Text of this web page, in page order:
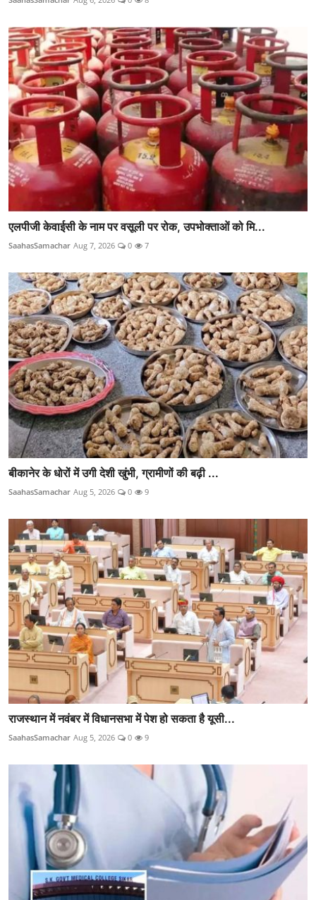
एलपीजी केवाईसी के नाम पर वसूली पर रोक, उपभोक्ताओं को मि...
SaahasSamachar Aug 7, 2026 0 7
बीकानेर के धोरों में उगी देशी खुंभी, ग्रामीणों की बढ़ी ...
SaahasSamachar Aug 5, 2026 0 9
राजस्थान में नवंबर में विधानसभा में पेश हो सकता है यूसी...
SaahasSamachar Aug 5, 2026 0 9